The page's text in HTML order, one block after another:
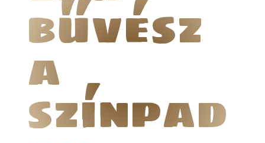
bűvész
a
színpad